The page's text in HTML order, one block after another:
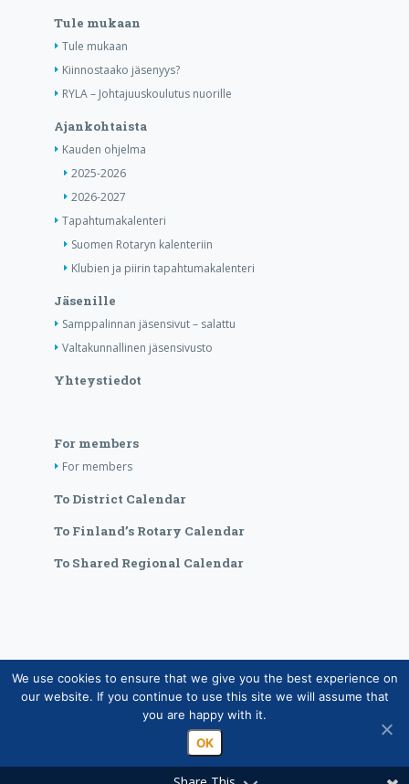
Tule mukaan
Tule mukaan
Kiinnostaako jäsenyys?
RYLA – Johtajuuskoulutus nuorille
Ajankohtaista
Kauden ohjelma
2025-2026
2026-2027
Tapahtumakalenteri
Suomen Rotaryn kalenteriin
Klubien ja piirin tapahtumakalenteri
Jäsenille
Samppalinnan jäsensivut – salattu
Valtakunnallinen jäsensivusto
Yhteystiedot
For members
For members
To District Calendar
To Finland’s Rotary Calendar
To Shared Regional Calendar
Copyright © Suomen Rotarypalvelu ry 2026 |
Jäsentietojärjestelmän tietosuojaseloste|Henkilötietojen
käsittely Rotarytoiminnassa
We use cookies to ensure that we give you the best experience on
our website. If you continue to use this site we will assume that
you are happy with it.
OK